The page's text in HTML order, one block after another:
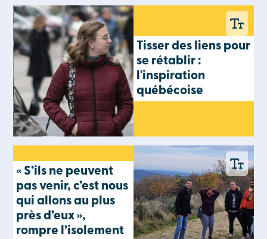
Tisser des liens pour
se rétablir :
l'inspiration
québécoise
« S’ils ne peuvent
pas venir, c’est nous
qui allons au plus
près d’eux »,
rompre l’isolement